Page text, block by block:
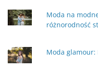
Moda na
różnorodność
Moda glamour: